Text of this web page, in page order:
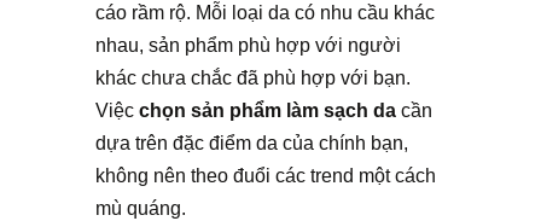
cáo rầm rộ. Mỗi loại da có nhu cầu khác
nhau, sản phẩm phù hợp với người
khác chưa chắc đã phù hợp với bạn.
Việc chọn sản phẩm làm sạch da cần
dựa trên đặc điểm da của chính bạn,
không nên theo đuổi các trend một cách
mù quáng.